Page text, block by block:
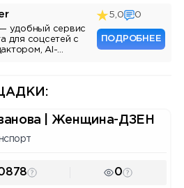
удобный сервис
для соцсетей с
AI-
5,0 0
ПОДРОБНЕЕ
| Женщина-ДЗЕН
0